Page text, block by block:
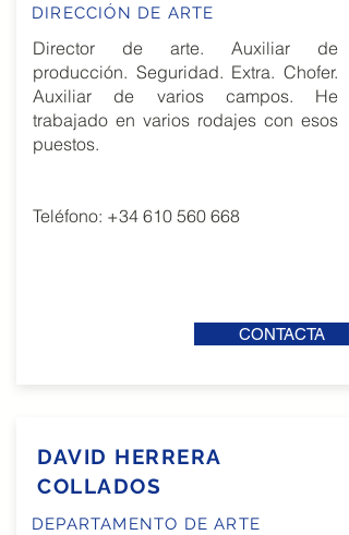
DIRECCIÓN DE ARTE
Director de arte. Auxiliar de
producción. Seguridad. Extra. Chofer.
Auxiliar de varios campos. He
trabajado en varios rodajes con esos
puestos.
Teléfono: +34 610 560 668
CONTACTA
DAVID HERRERA
COLLADOS
DEPARTAMENTO DE ARTE